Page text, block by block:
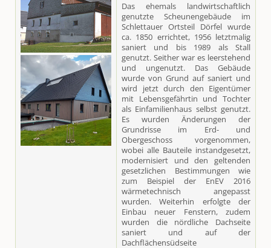
Das ehemals landwirtschaftlich
genutzte Scheunengebäude im
Schlettauer Ortsteil Dörfel wurde
ca. 1850 errichtet, 1956 letztmalig
saniert und bis 1989 als Stall
genutzt. Seither war es leerstehend
und ungenutzt. Das Gebäude
wurde von Grund auf saniert und
wird jetzt durch den Eigentümer
mit Lebensgefährtin und Tochter
als Einfamilienhaus selbst genutzt.
Es wurden Änderungen der
Grundrisse im Erd- und
Obergeschoss vorgenommen,
wobei alle Bauteile instandgesetzt,
modernisiert und den geltenden
gesetzlichen Bestimmungen wie
zum Beispiel der EnEV 2016
wärmetechnisch angepasst
wurden. Weiterhin erfolgte der
Einbau neuer Fenstern, zudem
wurden die nördliche Dachseite
saniert und auf der
Dachflächensüdseite